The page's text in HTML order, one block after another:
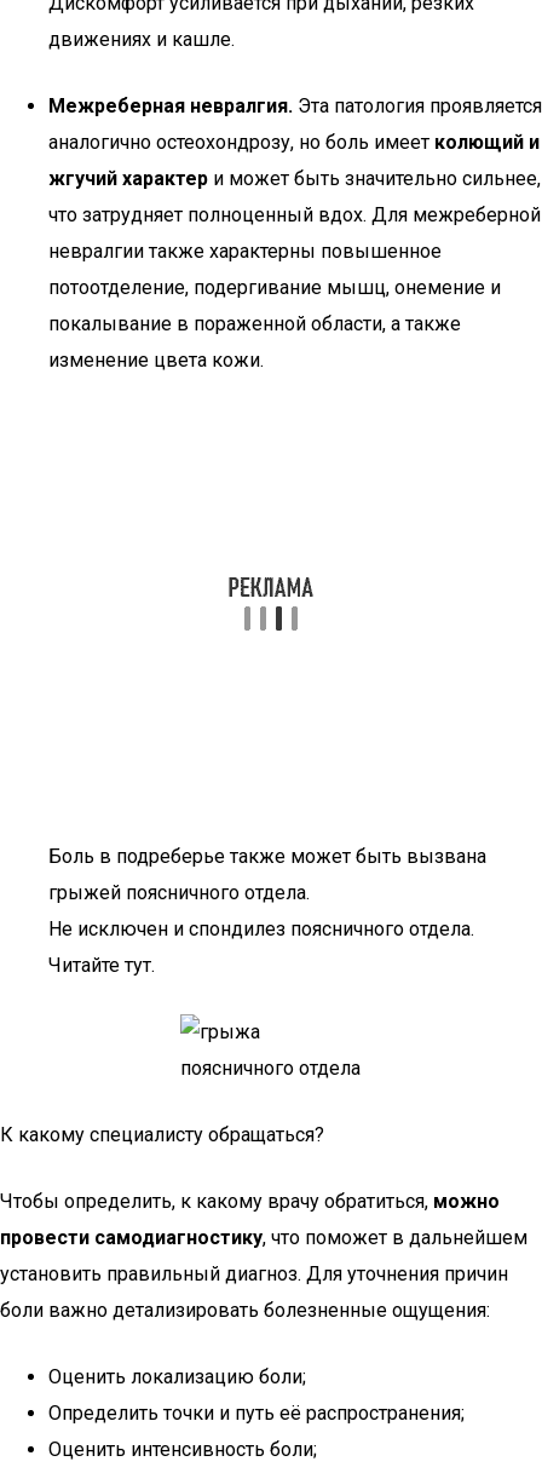
движениях и кашле.
Межреберная невралгия. Эта патология проявляется
аналогично остеохондрозу, но боль имеет колющий и
жгучий характер и может быть значительно сильнее,
что затрудняет полноценный вдох. Для межреберной
невралгии также характерны повышенное
потоотделение, подергивание мышц, онемение и
покалывание в пораженной области, а также
изменение цвета кожи.
Боль в подреберье также может быть вызвана
грыжей поясничного отдела.
Не исключен и спондилез поясничного отдела.
Читайте тут.
К какому специалисту обращаться?
Чтобы определить, к какому врачу обратиться, можно
провести самодиагностику, что поможет в дальнейшем
установить правильный диагноз. Для уточнения причин
боли важно детализировать болезненные ощущения:
Оценить локализацию боли;
Определить точки и путь её распространения;
Оценить интенсивность боли;